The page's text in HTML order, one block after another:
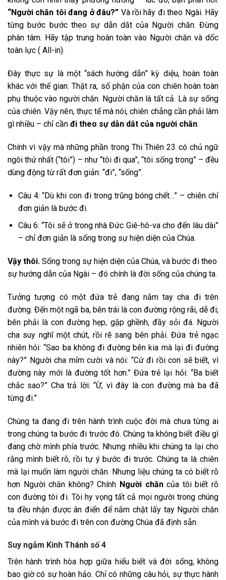
“Người chăn tôi đang ở đâu?” Và rồi hãy đi theo Ngài. Hãy
từng bước bước theo sự dẫn dắt của Người chăn. Đừng
phân tâm. Hãy tập trung hoàn toàn vào Người chăn và dốc
toàn lực ( All-in).
Đây thực sự là một “sách hướng dẫn” kỳ diệu, hoàn toàn
khác với thế gian. Thật ra, số phận của con chiên hoàn toàn
phụ thuộc vào người chăn. Người chăn là tất cả. Là sự sống
của chiên. Vậy nên, thực tế mà nói, chiên chẳng cần phải làm
gì nhiều – chỉ cần đi theo sự dẫn dắt của người chăn.
Chính vì vậy mà những phần trong Thi Thiên 23 có chủ ngữ
ngôi thứ nhất (“tôi”) – như “tôi đi qua”, “tôi sống trong” – đều
dùng động từ rất đơn giản: “đi”, “sống”.
Câu 4: “Dù khi con đi trong trũng bóng chết…” – chiên chỉ
đơn giản là bước đi.
Câu 6: “Tôi sẽ ở trong nhà Đức Giê-hô-va cho đến lâu dài”
– chỉ đơn giản là sống trong sự hiện diện của Chúa.
Vậy thôi. Sống trong sự hiện diện của Chúa, và bước đi theo
sự hướng dẫn của Ngài – đó chính là đời sống của chúng ta.
Tưởng tượng có một đứa trẻ đang nắm tay cha đi trên
đường. Đến một ngã ba, bên trái là con đường rộng rãi, dễ đi;
bên phải là con đường hẹp, gập ghềnh, đầy sỏi đá. Người
cha suy nghĩ một chút, rồi rẽ sang bên phải. Đứa trẻ ngạc
nhiên hỏi: “Sao ba không đi đường bên kia mà lại đi đường
này?” Người cha mỉm cười và nói: “Cứ đi rồi con sẽ biết, vì
đường này mới là đường tốt hơn.” Đứa trẻ lại hỏi: “Ba biết
chắc sao?” Cha trả lời: “Ừ, vì đây là con đường mà ba đã
từng đi.”
Chúng ta đang đi trên hành trình cuộc đời mà chưa từng ai
trong chúng ta bước đi trước đó. Chúng ta không biết điều gì
đang chờ mình phía trước. Nhưng nhiều khi chúng ta lại cho
rằng mình biết rõ, rồi tự ý bước đi trước. Chúng ta là chiên
mà lại muốn làm người chăn. Nhưng liệu chúng ta có biết rõ
hơn Người chăn không? Chính Người chăncủa tôi biết rõ
con đường tôi đi. Tôi hy vọng tất cả mọi người trong chúng
ta đều nhận được ân điển để nắm chặt lấy tay Người chăn
của mình và bước đi trên con đường Chúa đã định sẵn.
Suy ngẫm Kinh Thánh số 4
Trên hành trình hòa hợp giữa hiểu biết và đời sống, không
bao giờ có sự hoàn hảo. Chỉ có những câu hỏi, sự thực hành